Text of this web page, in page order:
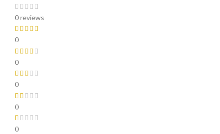
0 reviews
0
0
0
0
0